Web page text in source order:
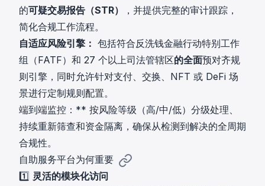
的可疑交易报告（STR）
，并提供完整的审计跟踪，
简化合规工作流程。
自适应风险引擎： 包括符合反洗钱金融行动特别工作
组（FATF）和 27 个以上司法管辖区的全面预对齐规
则引擎，同时允许针对支付、交换、NFT 或 DeFi 场
景进行定制规则配置。
端到端监控：** 按风险等级（高/中/低）分级处理、
持续重新筛查和资金隔离，确保从检测到解决的全周期
合规性。
自助服务平台为何重要
1️⃣ 灵活的模块化访问